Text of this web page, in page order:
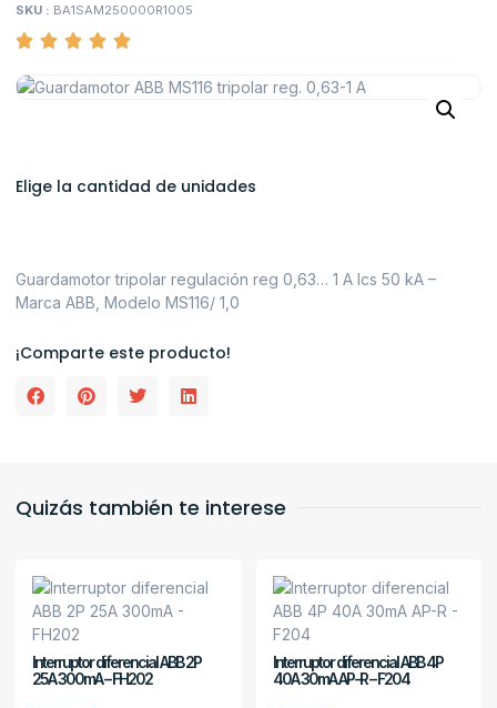
SKU : BA1SAM250000R1005
Elige la cantidad de unidades
Guardamotor tripolar regulación reg 0,63… 1 A Ics 50 kA –
Marca ABB, Modelo MS116/ 1,0
¡Comparte este producto!
Quizás también te interese
Interruptor diferencial ABB 2P
25A 300mA – FH202
Interruptor diferencial ABB 4P
40A 30mA AP-R – F204